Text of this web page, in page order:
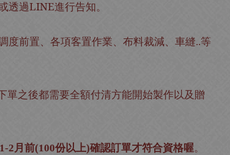
透過LINE進行告知。
度前置、各項客置作業、布料裁減、車縫..等
單之後都需要全額付清方能開始製作以及贈
1-2月前(100份以上)確認訂單才符合資格喔。